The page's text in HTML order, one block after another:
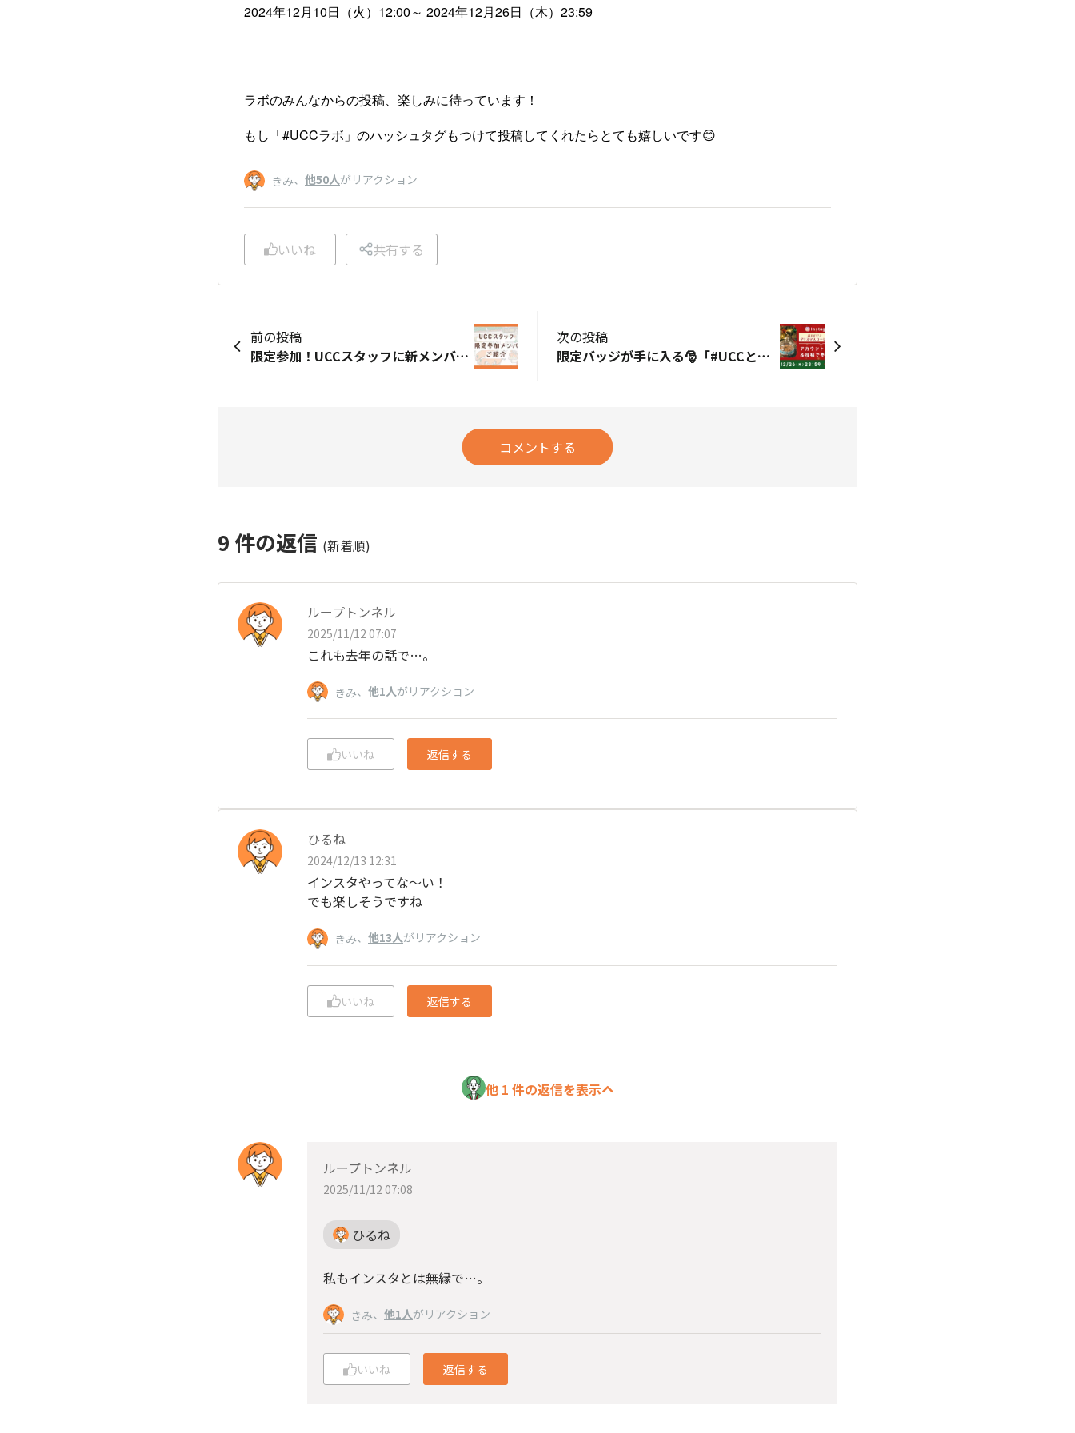
2024年12月10日（火）12:00～ 2024年12月26日（木）23:59
ラボのみんなからの投稿、楽しみに待っています！
もし「#UCCラボ」のハッシュタグもつけて投稿してくれたらとても嬉しいです😊
きみ、 他50人がリアクション
いいね 共有する
前の投稿
限定参加！UCCスタッフに新メンバーが加わります！
次の投稿
限定バッジが手に入る🎅「#UCCとクリスマスコーヒー」キャンペーン実施中！
コメントする
9 件の返信 (新着順)
ループトンネル
2025/11/12 07:07
これも去年の話で…。
きみ、 他1人がリアクション
いいね 返信する
ひるね
2024/12/13 12:31
インスタやってな～い！
でも楽しそうですね
きみ、 他13人がリアクション
いいね 返信する
他 1 件の返信を表示
ループトンネル
2025/11/12 07:08
ひるね
私もインスタとは無縁で…。
きみ、 他1人がリアクション
いいね 返信する